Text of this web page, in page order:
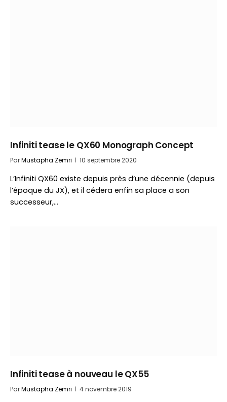
Infiniti tease le QX60 Monograph Concept
ParMustapha Zemri 10 septembre 2020
L’Infiniti QX60 existe depuis près d’une décennie (depuis
l’époque du JX), et il cédera enfin sa place a son
successeur,…
Infiniti tease à nouveau le QX55
ParMustapha Zemri 4 novembre 2019